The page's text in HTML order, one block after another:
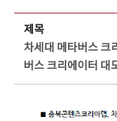
제목
차세대 메타버스 크
버스 크리에이터 대